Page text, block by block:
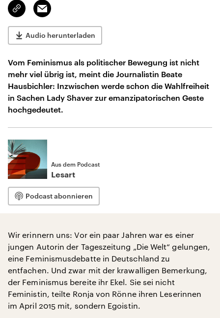
Link
kopieren/teilen
Email
Audio herunterladen
Vom Feminismus als politischer Bewegung ist nicht
mehr viel übrig ist, meint die Journalistin Beate
Hausbichler: Inzwischen werde schon die Wahlfreiheit
in Sachen Lady Shaver zur emanzipatorischen Geste
hochgedeutet.
Aus dem Podcast
Lesart
Podcast abonnieren
Wir erinnern uns: Vor ein paar Jahren war es einer
jungen Autorin der Tageszeitung „Die Welt“ gelungen,
eine Feminismusdebatte in Deutschland zu
entfachen. Und zwar mit der krawalligen Bemerkung,
der Feminismus bereite ihr Ekel. Sie sei nicht
Feministin, teilte Ronja von Rönne ihren Leserinnen
im April 2015 mit, sondern Egoistin.